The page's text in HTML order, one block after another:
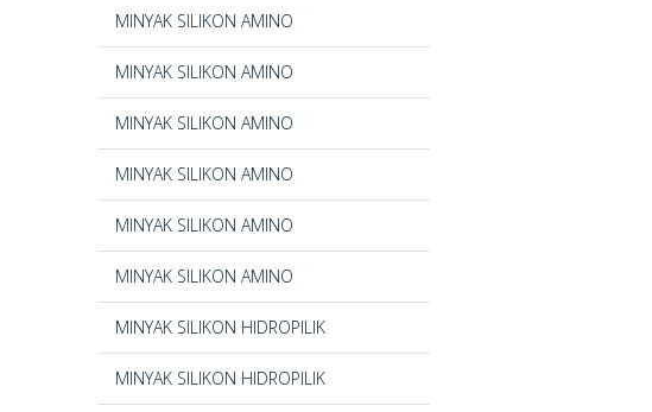
MINYAK SILIKON AMINO
MINYAK SILIKON AMINO
MINYAK SILIKON AMINO
MINYAK SILIKON AMINO
MINYAK SILIKON AMINO
MINYAK SILIKON AMINO
MINYAK SILIKON HIDROPILIK
MINYAK SILIKON HIDROPILIK